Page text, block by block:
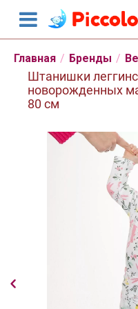
Главная / Бренды /
Штанишки
новорожденных
80 см